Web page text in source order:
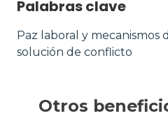
Palabras clave
Paz laboral y mecanismos
solución de conflicto
Otros